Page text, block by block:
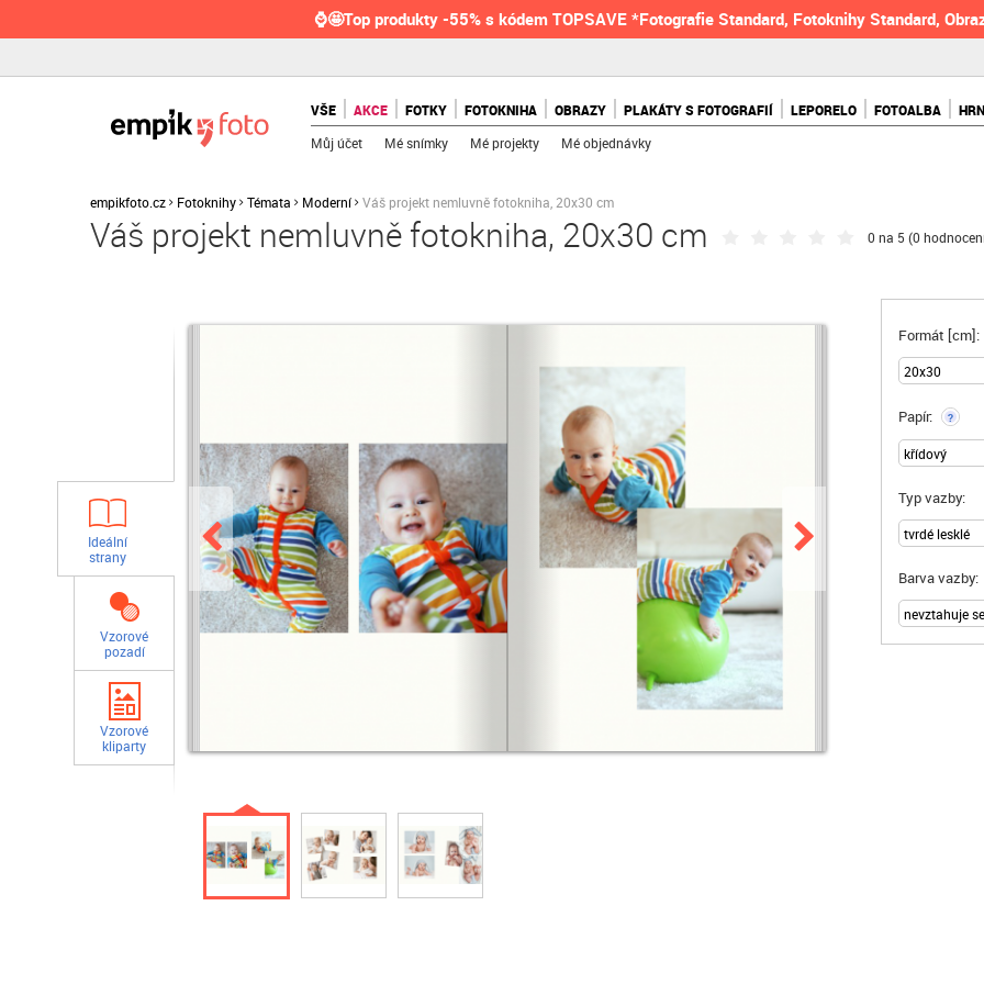
⌚🤩Top produkty -55% s kódem TOPSAVE *Fotografie Standard, Fotoknihy Standard,
VŠE AKCE FOTKY FOTOKNIHA OBRAZY PLAKÁTY S FOTOGRAFIÍ LEPORELO FOTOALBA
Můj účet Mé snímky Mé projekty Mé objednávky
empikfoto.cz Fotoknihy Témata Moderní Váš projekt nemluvně fotokniha, 20x30 cm
Váš projekt nemluvně fotokniha, 20x30 cm 0 na 5 (0
Ideální
strany
Vzorové
pozadí
Vzorové
kliparty
Formát [cm]:
Papír: ?
Typ vazby:
Barva vazby: